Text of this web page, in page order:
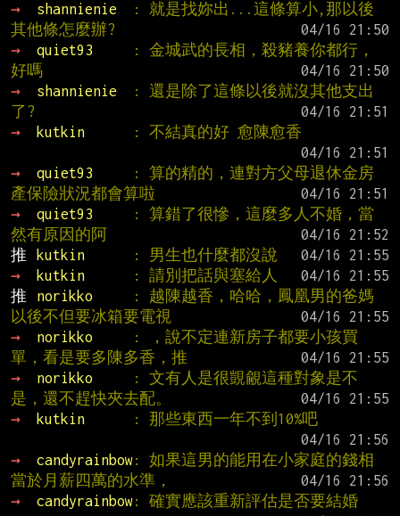
→
shannienie
: 就是找妳出...這條算小,那以後
其他條怎麼辦?
→
quiet93
: 金城武的長相，殺豬養你都行，
好嗎
→
shannienie
: 還是除了這條以後就沒其他支出
了?
→
kutkin
: 不結真的好 愈陳愈香
→
quiet93
: 算的精的，連對方父母退休金房
產保險狀況都會算啦
→
quiet93
: 算錯了很慘，這麼多人不婚，當
然有原因的阿
推
kutkin : 男生也什麼都沒說
→
kutkin : 請別把話與塞給人
推
norikko
: 越陳越香，哈哈，鳳凰男的爸媽
以後不但要冰箱要電視
→
norikko
: ，說不定連新房子都要小孩買
單，看是要多陳多香，推
→
norikko
: 文有人是很覬覦這種對象是不
是，還不趕快夾去配。
→
kutkin
: 那些東西一年不到10%吧
→
candyrainbow: 如果這男的能用在小家庭的錢相
當於月薪四萬的水準，
→
candyrainbow: 確實應該重新評估是否要結婚